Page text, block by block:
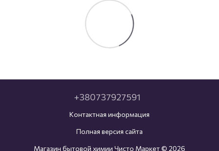
+380737927591
Контактная информация
Полная версия сайта
Магазин бытовой химии Чисто Маркет © 2026